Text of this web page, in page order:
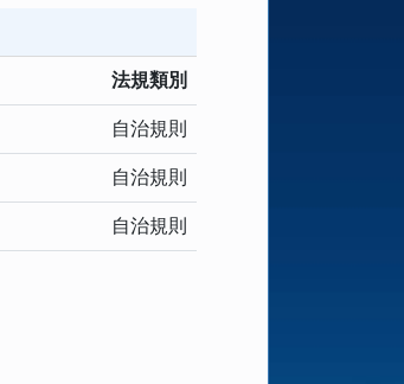
法規類別
自治規則
自治規則
自治規則